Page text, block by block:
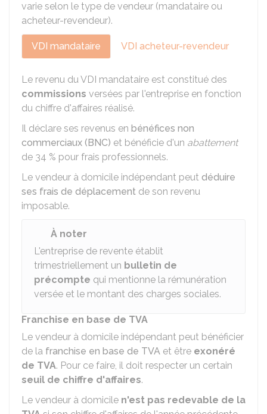
varie selon le type de vendeur (mandataire ou
acheteur-revendeur).
VDI mandataire VDI acheteur-revendeur
Le revenu du VDI mandataire est constitué des
commissions versées par l'entreprise en fonction
du chiffre d'affaires réalisé.
Il déclare ses revenus en bénéfices non
commerciaux (BNC) et bénéficie d'un abattement
de 34 % pour frais professionnels.
Le vendeur à domicile indépendant peut déduire
ses frais de déplacement de son revenu
imposable.
À noter
L'entreprise de revente établit
trimestriellement un bulletin de
précompte qui mentionne la rémunération
versée et le montant des charges sociales.
Franchise en base de TVA
Le vendeur à domicile indépendant peut bénéficier
de la franchise en base de TVA et être exonéré
de TVA. Pour ce faire, il doit respecter un certain
seuil de chiffre d'affaires.
Le vendeur à domicile n'est pas redevable de la